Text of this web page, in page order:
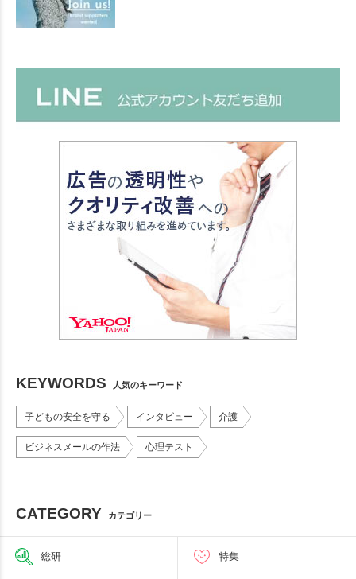
KEYWORDS 人気のキーワード
子どもの安全を守る インタビュー 介護
ビジネスメールの作法 心理テスト
CATEGORY カテゴリー
総研 特集